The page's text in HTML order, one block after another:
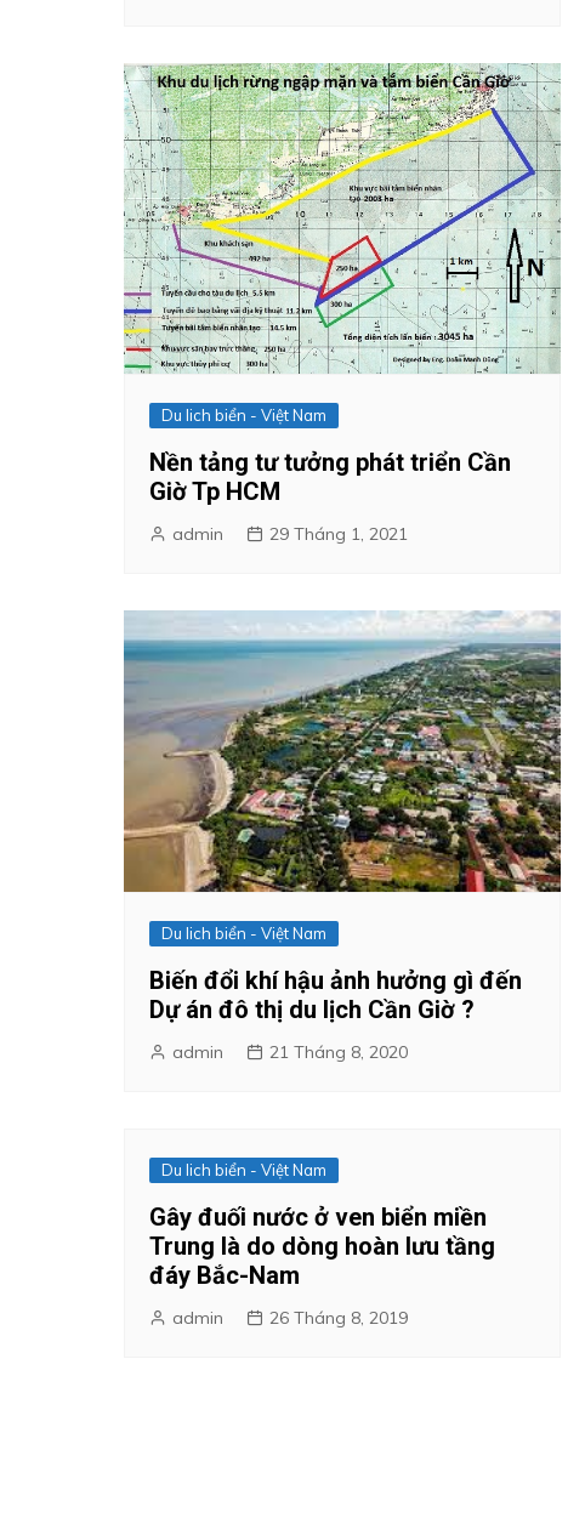
Du lich biển - Việt Nam
Nền tảng tư tưởng phát triển Cần
Giờ Tp HCM
admin 29 Tháng 1, 2021
Du lich biển - Việt Nam
Biến đổi khí hậu ảnh hưởng gì đến
Dự án đô thị du lịch Cần Giờ ?
admin 21 Tháng 8, 2020
Du lich biển - Việt Nam
Gây đuối nước ở ven biển miền
Trung là do dòng hoàn lưu tầng
đáy Bắc-Nam
admin 26 Tháng 8, 2019